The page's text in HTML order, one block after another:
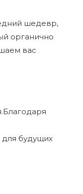
шедевр,
органично
вас
для будущих